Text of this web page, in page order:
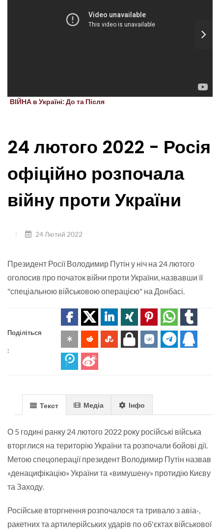
ВІЙНА в Україні: До та Після
24 лютого 2022 - Росія
офіційно розпочала
війну проти України
24 Лютий 2022
Президент Росії Володимир Путін у ніч на 24 лютого
оголосив про початок війни проти України, назвавши її
"спеціальною військовою операцією" на Донбасі.
Поділіться
:
Текст Медіа Інфо
О 5 годині ранку 24 лютого 2022 року російські війська
вторглися на територію України та розпочали бойові дії.
Метою спецоперації президент Володимир Путін назвав
«денацифікацію» України та «вимушену» протидію Києву
та Заходу.
Російське вторгнення розпочалося та тривало з авіа-,
ракетних та артилерійських ударів по об'єктах військової